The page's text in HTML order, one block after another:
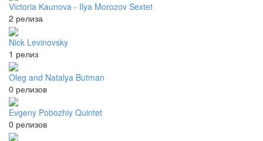
Victoria Kaunova - Ilya Morozov Sextet
2 релиза
Nick Levinovsky
1 релиз
Oleg and Natalya Butman
0 релизов
Evgeny Pobozhiy Quintet
0 релизов